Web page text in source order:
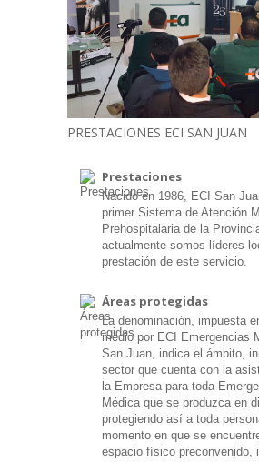
PRESTACIONES ECI SAN JUAN
Prestaciones
Nacido en 1986, ECI San
primer Sistema de Atención
Prehospitalaria de la
actualmente somos líderes
prestación de este servicio.
Áreas protegidas
La denominación, impuesta
medio por ECI Emergencias
San Juan, indica el ámbito,
sector que cuenta con la
la Empresa para toda
Médica que se produzca en
protegiendo así a toda
momento en que se
espacio físico preconvenido,